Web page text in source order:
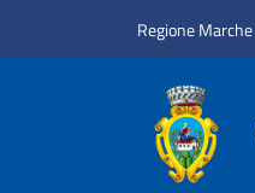
Regione Marche